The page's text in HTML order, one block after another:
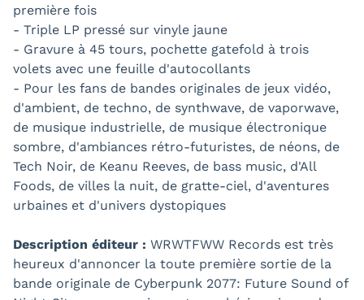
première fois
- Triple LP pressé sur vinyle jaune
- Gravure à 45 tours, pochette gatefold à trois
volets avec une feuille d'autocollants
- Pour les fans de bandes originales de jeux vidéo,
d'ambient, de techno, de synthwave, de vaporwave,
de musique industrielle, de musique électronique
sombre, d'ambiances rétro-futuristes, de néons, de
Tech Noir, de Keanu Reeves, de bass music, d'All
Foods, de villes la nuit, de gratte-ciel, d'aventures
urbaines et d'univers dystopiques
Description éditeur : WRWTFWW Records est très
heureux d'annoncer la toute première sortie de la
bande originale de Cyberpunk 2077: Future Sound of